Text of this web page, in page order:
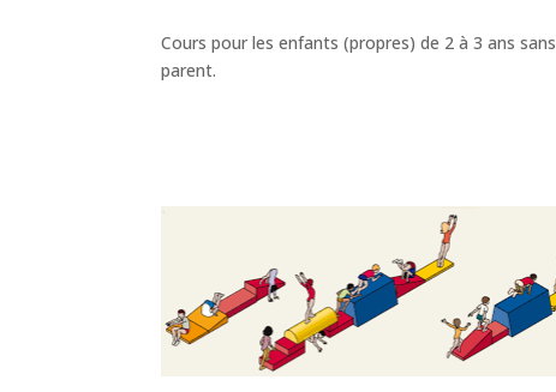
Cours pour les enfants (propres) de 2 à 3 ans sans
parent.